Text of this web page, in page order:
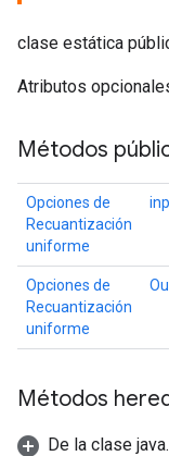
clase estática
Atributos
Métodos
Opciones de
Recuantización
uniforme
Opciones de
Recuantización
uniforme
Métodos
De la clase